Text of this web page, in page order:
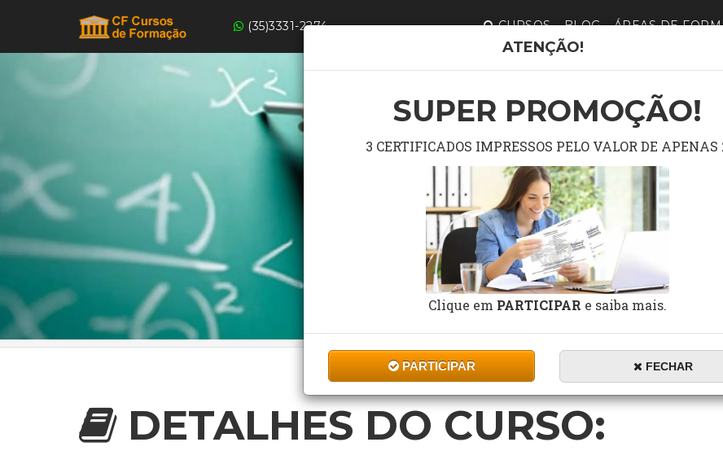
(35)3331-2274 CURSOS BLOG ÁREAS DE
CURSO
DURAÇÃO:
DETALHES DO CURSO:
ATENÇÃO!
SUPER PROMOÇÃO!
3 CERTIFICADOS IMPRESSOS PELO VALOR DE APENAS
Clique em PARTICIPAR e saiba mais.
PARTICIPAR FECHAR